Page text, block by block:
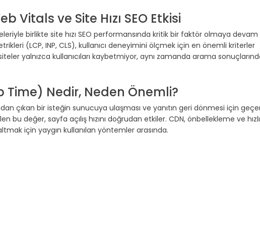
Vitals ve Site Hızı SEO Etkisi
birlikte site hızı SEO performansında kritik bir faktör olmaya devam
(LCP, INP, CLS), kullanıcı deneyimini ölçmek için en önemli kriterler
yalnızca kullanıcıları kaybetmiyor, aynı zamanda arama
Time) Nedir, Neden Önemli?
çıkan bir isteğin sunucuya ulaşması ve yanıtın geri dönmesi için
bu değer, sayfa açılış hızını doğrudan etkiler. CDN, önbellekleme ve hızlı
için yaygın kullanılan yöntemler arasında.